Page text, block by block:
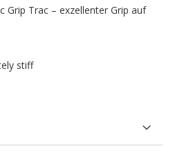
Grip Trac – exzellenter Grip auf
stiff